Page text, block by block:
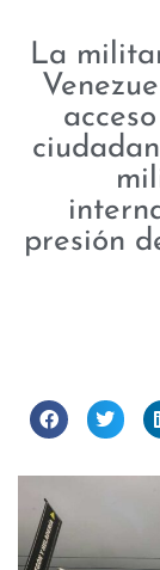
La
presión